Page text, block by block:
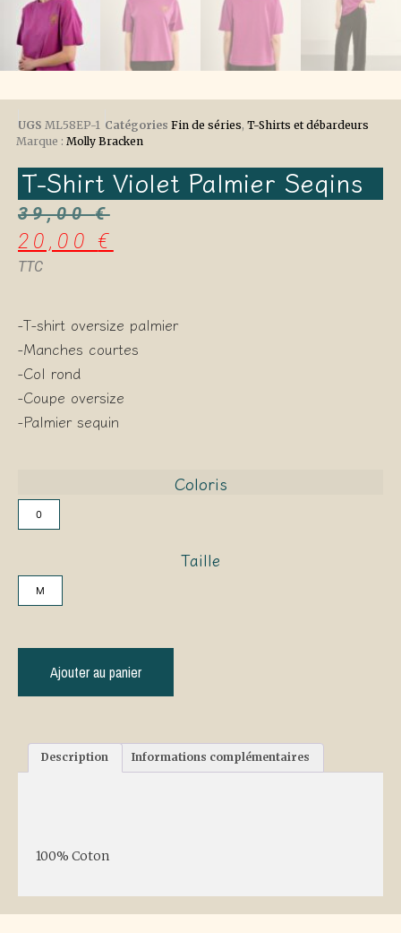
UGS ML58EP-1 Catégories Fin de séries, T-Shirts et débardeurs
Marque : Molly Bracken
T-Shirt Violet Palmier Seqins
39,00€
20,00€
TTC
-T-shirt oversize palmier
-Manches courtes
-Col rond
-Coupe oversize
-Palmier sequin
Coloris
0
Taille
M
Ajouter au panier
Description Informations complémentaires
100% Coton